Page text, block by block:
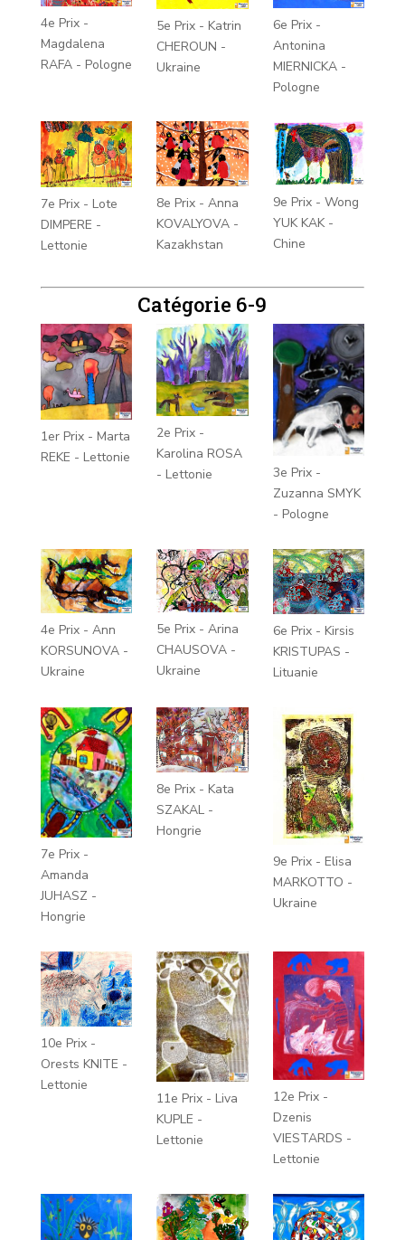
4e Prix -
Magdalena
RAFA - Pologne
5e Prix - Katrin
CHEROUN -
Ukraine
6e Prix -
Antonina
MIERNICKA -
Pologne
7e Prix - Lote
DIMPERE -
Lettonie
8e Prix - Anna
KOVALYOVA -
Kazakhstan
9e Prix - Wong
YUK KAK -
Chine
Catégorie 6-9
1er Prix - Marta
REKE - Lettonie
2e Prix -
Karolina ROSA
- Lettonie
3e Prix -
Zuzanna SMYK
- Pologne
4e Prix - Ann
KORSUNOVA -
Ukraine
5e Prix - Arina
CHAUSOVA -
Ukraine
6e Prix - Kirsis
KRISTUPAS -
Lituanie
7e Prix -
Amanda
JUHASZ -
Hongrie
8e Prix - Kata
SZAKAL -
Hongrie
9e Prix - Elisa
MARKOTTO -
Ukraine
10e Prix -
Orests KNITE -
Lettonie
11e Prix - Liva
KUPLE -
Lettonie
12e Prix -
Dzenis
VIESTARDS -
Lettonie